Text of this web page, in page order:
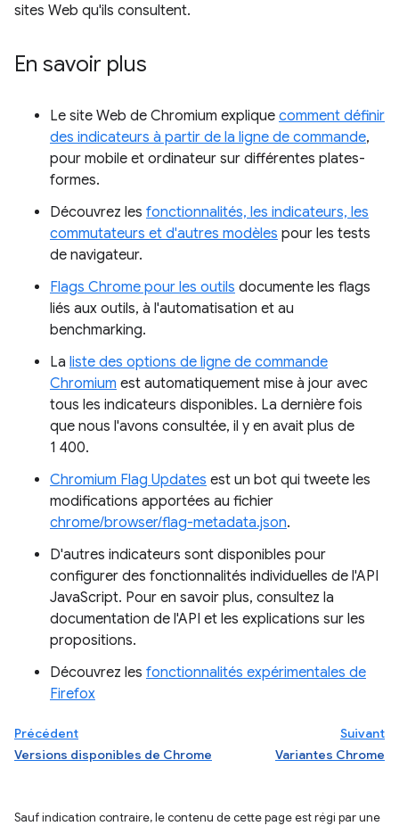
sites Web qu'ils consultent.
En savoir plus
Le site Web de Chromium explique comment définir
des indicateurs à partir de la ligne de commande,
pour mobile et ordinateur sur différentes plates-
formes.
Découvrez les fonctionnalités, les indicateurs, les
commutateurs et d'autres modèles pour les tests
de navigateur.
Flags Chrome pour les outils documente les flags
liés aux outils, à l'automatisation et au
benchmarking.
La liste des options de ligne de commande
Chromium est automatiquement mise à jour avec
tous les indicateurs disponibles. La dernière fois
que nous l'avons consultée, il y en avait plus de
1 400.
Chromium Flag Updates est un bot qui tweete les
modifications apportées au fichier
chrome/browser/flag-metadata.json.
D'autres indicateurs sont disponibles pour
configurer des fonctionnalités individuelles de l'API
JavaScript. Pour en savoir plus, consultez la
documentation de l'API et les explications sur les
propositions.
Découvrez les fonctionnalités expérimentales de
Firefox
Précédent
Versions disponibles de Chrome
Suivant
Variantes Chrome
Sauf indication contraire, le contenu de cette page est régi par une